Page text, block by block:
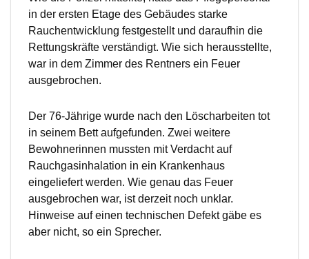
in der ersten Etage des Gebäudes starke
Rauchentwicklung festgestellt und daraufhin die
Rettungskräfte verständigt. Wie sich herausstellte,
war in dem Zimmer des Rentners ein Feuer
ausgebrochen.
Der 76-Jährige wurde nach den Löscharbeiten tot
in seinem Bett aufgefunden. Zwei weitere
Bewohnerinnen mussten mit Verdacht auf
Rauchgasinhalation in ein Krankenhaus
eingeliefert werden. Wie genau das Feuer
ausgebrochen war, ist derzeit noch unklar.
Hinweise auf einen technischen Defekt gäbe es
aber nicht, so ein Sprecher.